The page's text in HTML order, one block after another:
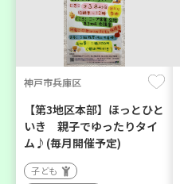
神戸市兵庫区
【第3地区本部】ほっとひと
いき 親子でゆったりタイ
ム♪(毎月開催予定)
子ども